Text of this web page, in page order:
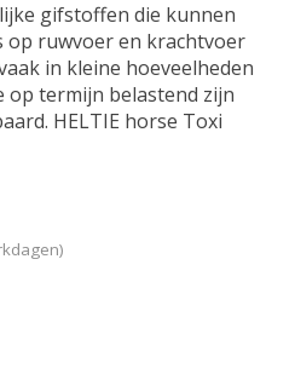
gifstoffen die kunnen
op ruwvoer en krachtvoer
in kleine hoeveelheden
op termijn belastend zijn
HELTIE horse Toxi
is